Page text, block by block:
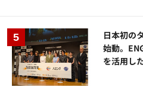
日本初の
始動。
を活用し